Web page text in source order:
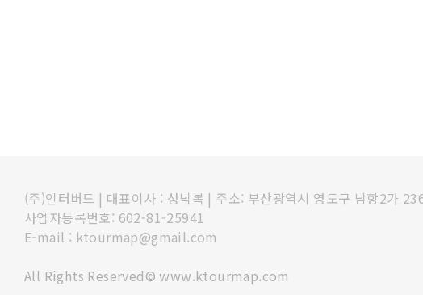
(주)인터버드 | 대표이사 : 성낙복 | 주소: 부산광역시 영도구 남항2가
사업자등록번호: 602-81-25941
E-mail : ktourmap@gmail.com
All Rights Reserved© www.ktourmap.com